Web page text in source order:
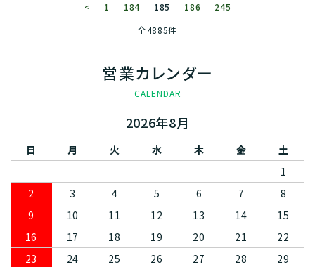
< 1 184 185 186
245
全4885件
営業カレンダー
CALENDAR
2026年8月
日 月 火 水 木 金
土
1
2
3 4 5 6 7
8
9
10 11 12 13 14
15
16
17 18 19 20 21
22
23
24 25 26 27 28
29